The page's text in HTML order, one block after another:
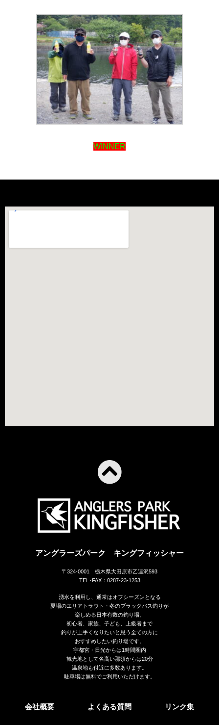
WINNER
アングラーズパーク キングフィッシャー
〒324-0001 栃木県大田原市乙連沢593
TEL･FAX：0287-23-1253
湧水を利用し、通常はオフシーズンとなる
夏場のエリアトラウト・冬のブラックバス釣りが
楽しめる日本有数の釣り場。
初心者、家族、子ども、上級者まで
釣りが上手くなりたいと思う全ての方に
おすすめしたい釣り場です。
宇都宮・日光からは1時間圏内
観光地として名高い那須からは20分
温泉地も付近に多数あります。
駐車場は無料でご利用いただけます。
会社概要 よくある質問 リンク集